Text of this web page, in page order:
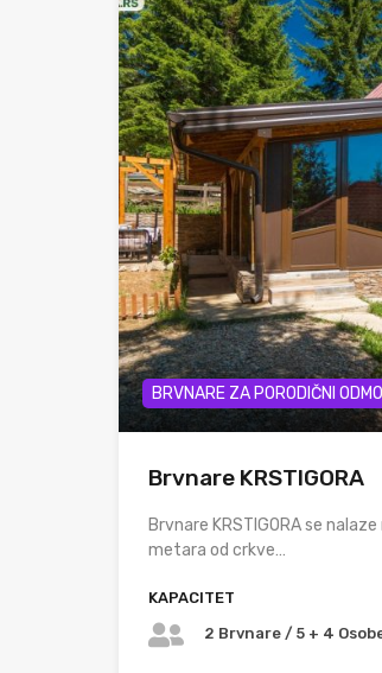
BRVNARE ZA PORODIČNI
Brvnare KRSTIGORA
Brvnare KRSTIGORA se
metara od crkve…
KAPACITET
2 Brvnare / 5 + 4